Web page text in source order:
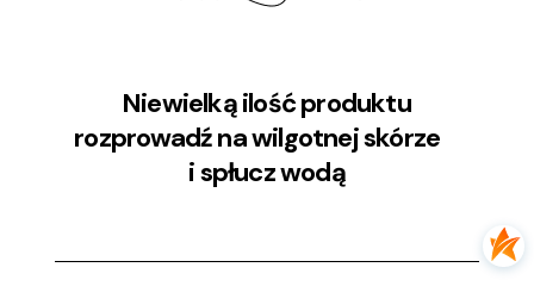
Niewielką ilość produktu
rozprowadź na wilgotnej skórze
i spłucz wodą